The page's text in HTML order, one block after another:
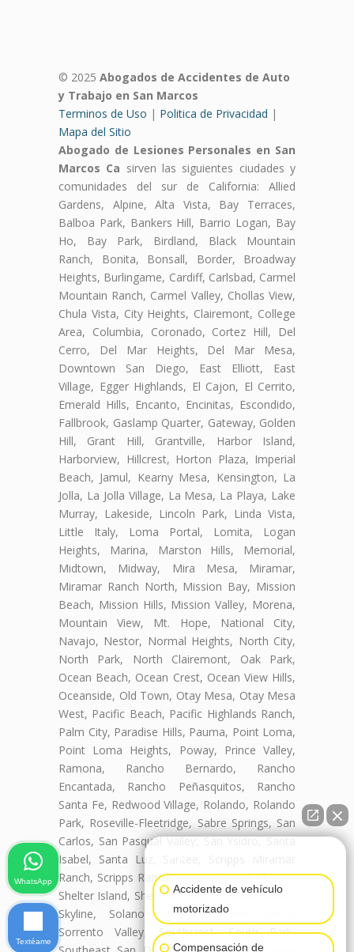
© 2025 Abogados de Accidentes de Auto
y Trabajo en San Marcos
Terminos de Uso | Politica de Privacidad |
Mapa del Sitio
Abogado de Lesiones Personales en San
Marcos Ca sirven las siguientes ciudades y
comunidades del sur de California: Allied
Gardens, Alpine, Alta Vista, Bay Terraces,
Balboa Park, Bankers Hill, Barrio Logan, Bay
Ho, Bay Park, Birdland, Black Mountain
Ranch, Bonita, Bonsall, Border, Broadway
Heights, Burlingame, Cardiff, Carlsbad, Carmel
Mountain Ranch, Carmel Valley, Chollas View,
Chula Vista, City Heights, Clairemont, College
Area, Columbia, Coronado, Cortez Hill, Del
Cerro, Del Mar Heights, Del Mar Mesa,
Downtown San Diego, East Elliott, East
Village, Egger Highlands, El Cajon, El Cerrito,
Emerald Hills, Encanto, Encinitas, Escondido,
Fallbrook, Gaslamp Quarter, Gateway, Golden
Hill, Grant Hill, Grantville, Harbor Island,
Harborview, Hillcrest, Horton Plaza, Imperial
Beach, Jamul, Kearny Mesa, Kensington, La
Jolla, La Jolla Village, La Mesa, La Playa, Lake
Murray, Lakeside, Lincoln Park, Linda Vista,
Little Italy, Loma Portal, Lomita, Logan
Heights, Marina, Marston Hills, Memorial,
Midtown, Midway, Mira Mesa, Miramar,
Miramar Ranch North, Mission Bay, Mission
Beach, Mission Hills, Mission Valley, Morena,
Mountain View, Mt. Hope, National City,
Navajo, Nestor, Normal Heights, North City,
North Park, North Clairemont, Oak Park,
Ocean Beach, Ocean Crest, Ocean View Hills,
Oceanside, Old Town, Otay Mesa, Otay Mesa
West, Pacific Beach, Pacific Highlands Ranch,
Palm City, Paradise Hills, Pauma, Point Loma,
Point Loma Heights, Poway, Prince Valley,
Ramona, Rancho Bernardo, Rancho
Encantada, Rancho Peñasquitos, Rancho
Santa Fe, Redwood Village, Rolando, Rolando
Park, Roseville-Fleetridge, Sabre Springs, San
Carlos, San Pasqual Valley, San Ysidro, Santa
Isabel, Santa Luz, Santee, Scripps Miramar
Ranch, Scripps Ranch, Serra Mesa, Shelltown,
Shelter Island, Sherman Heights, Silver Strand,
Skyline, Solano Beach, Sorrento Mesa,
Sorrento Valley, Southcrest, South Park,
Accidente de vehículo
motorizado
Compensación de
WhatsApp
Textéame